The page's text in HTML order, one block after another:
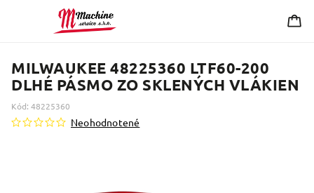
MILWAUKEE 48225360 LTF60-200
DLHÉ PÁSMO ZO SKLENÝCH VLÁKIEN
Kód: 48225360
Neohodnotené